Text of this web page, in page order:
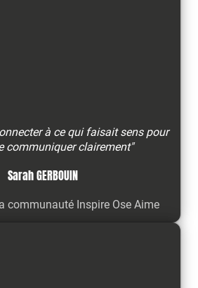
à ce qui faisait sens pour
communiquer clairement"
Sarah GERBOUIN
communauté Inspire Ose Aime